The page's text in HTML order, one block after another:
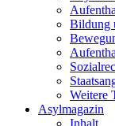
Bildung
Weitere
Asylmagazin
Inhalt